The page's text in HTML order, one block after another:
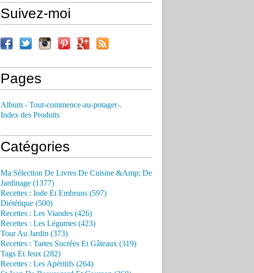
Suivez-moi
Pages
Album - Tout-commence-au-potager-.
Index des Produits
Catégories
Ma Sélection De Livres De Cuisine &Amp; De
Jardinage (1377)
Recettes : Iode Et Embruns (597)
Diététique (500)
Recettes : Les Viandes (426)
Recettes : Les Légumes (423)
Tour Au Jardin (373)
Recettes : Tartes Sucrées Et Gâteaux (319)
Tags Et Jeux (282)
Recettes : Les Apéritifs (264)